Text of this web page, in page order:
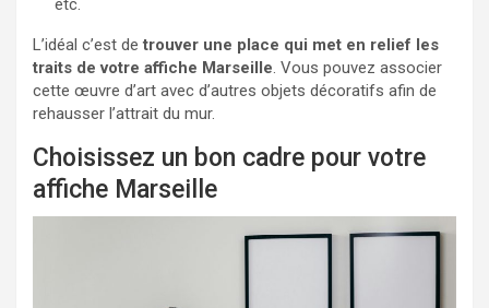
etc.
L’idéal c’est detrouver une place qui met en relief les
traits de votre affiche Marseille. Vous pouvez associer
cette œuvre d’art avec d’autres objets décoratifs afin de
rehausser l’attrait du mur.
Choisissez un bon cadre pour votre
affiche Marseille